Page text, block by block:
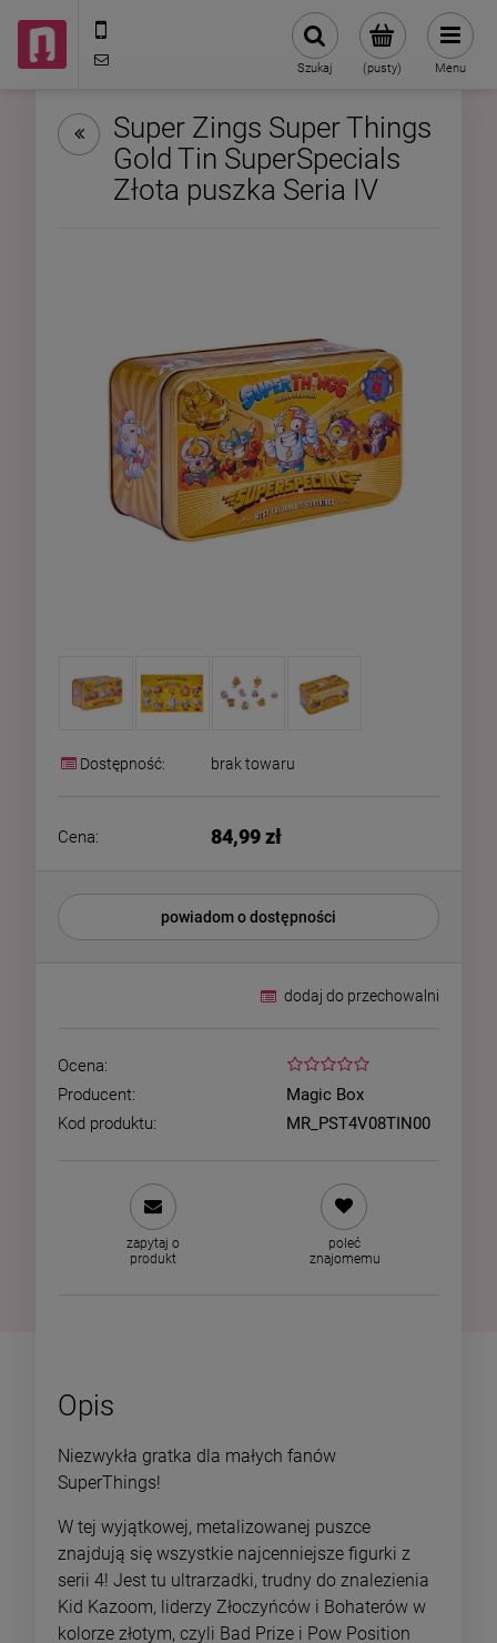
(pusty)
Szukaj Menu
Super Zings Super Things
Gold Tin SuperSpecials
Złota puszka Seria IV
Dostępność: brak towaru
Cena: 84,99 zł
powiadom o dostępności
dodaj do przechowalni
Ocena:
Producent:
Magic Box
Kod produktu:
MR_PST4V08TIN00
zapytaj o
produkt
poleć
znajomemu
Opis
Niezwykła gratka dla małych fanów
SuperThings!
W tej wyjątkowej, metalizowanej puszce
znajdują się wszystkie najcenniejsze figurki z
serii 4! Jest tu ultrarzadki, trudny do znalezienia
Kid Kazoom, liderzy Złoczyńców i Bohaterów w
kolorze złotym, czyli Bad Prize i Pow Position